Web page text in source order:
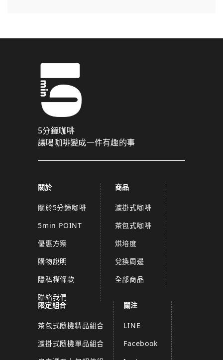
5分鐘咖啡
讓喝咖啡變成一件有趣的事
關於
關於5分鐘咖啡
5min POINT
優惠方案
購物說明
隱私權條款
聯絡我們
商品
濾掛式咖啡
茶包式咖啡
烘培度
兌換周邊
全部商品
限定組合
茶包式隨機精品組合
濾掛式隨機單品組合
關注
LINE
Facebook